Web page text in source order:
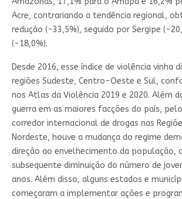
Acre, contrariando a tendência regional,
redução (-33,5%), seguido por Sergipe (-
(-18,0%).
Desde 2016, esse índice de violência vinha
regiões Sudeste, Centro-Oeste e Sul,
nos Atlas da Violência 2019 e 2020. Além
guerra em as maiores facções do país,
corredor internacional de drogas nas
Nordeste, houve a mudança do regime
direção ao envelhecimento da população,
subsequente diminuição do número de
anos. Além disso, alguns estados e
começaram a implementar ações e